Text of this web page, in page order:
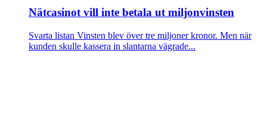
Nätcasinot vill inte betala ut miljonvinsten
Svarta listan Vinsten blev över tre miljoner kronor. Men när
kunden skulle kassera in slantarna vägrade...